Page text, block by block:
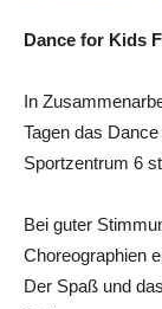
Dance for Kids
In
Tagen das
Sportzentrum 6
Bei guter
Choreographien
Der Spaß und